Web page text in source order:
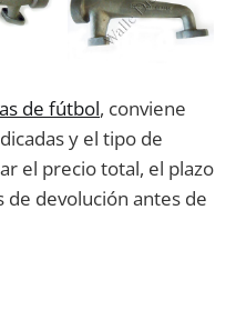
de fútbol, conviene
y el tipo de
el precio total, el plazo
de devolución antes de